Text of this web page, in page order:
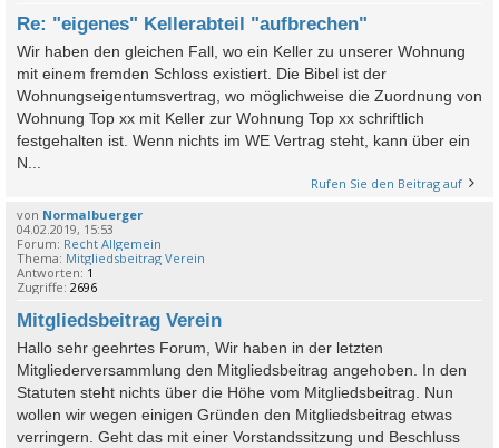
Re: "eigenes" Kellerabteil "aufbrechen"
Wir haben den gleichen Fall, wo ein Keller zu unserer Wohnung
mit einem fremden Schloss existiert. Die Bibel ist der
Wohnungseigentumsvertrag, wo möglichweise die Zuordnung von
Wohnung Top xx mit Keller zur Wohnung Top xx schriftlich
festgehalten ist. Wenn nichts im WE Vertrag steht, kann über ein
N...
Rufen Sie den Beitrag auf
von Normalbuerger
04.02.2019, 15:53
Forum: Recht Allgemein
Thema: Mitgliedsbeitrag Verein
Antworten: 1
Zugriffe: 2696
Mitgliedsbeitrag Verein
Hallo sehr geehrtes Forum, Wir haben in der letzten
Mitgliederversammlung den Mitgliedsbeitrag angehoben. In den
Statuten steht nichts über die Höhe vom Mitgliedsbeitrag. Nun
wollen wir wegen einigen Gründen den Mitgliedsbeitrag etwas
verringern. Geht das mit einer Vorstandssitzung und Beschluss